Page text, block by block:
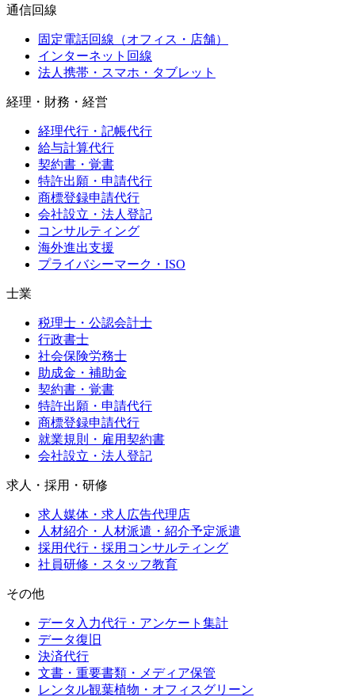
通信回線
固定電話回線（オフィス・店舗）
インターネット回線
法人携帯・スマホ・タブレット
経理・財務・経営
経理代行・記帳代行
給与計算代行
契約書・覚書
特許出願・申請代行
商標登録申請代行
会社設立・法人登記
コンサルティング
海外進出支援
プライバシーマーク・ISO
士業
税理士・公認会計士
行政書士
社会保険労務士
助成金・補助金
契約書・覚書
特許出願・申請代行
商標登録申請代行
就業規則・雇用契約書
会社設立・法人登記
求人・採用・研修
求人媒体・求人広告代理店
人材紹介・人材派遣・紹介予定派遣
採用代行・採用コンサルティング
社員研修・スタッフ教育
その他
データ入力代行・アンケート集計
データ復旧
決済代行
文書・重要書類・メディア保管
レンタル観葉植物・オフィスグリーン